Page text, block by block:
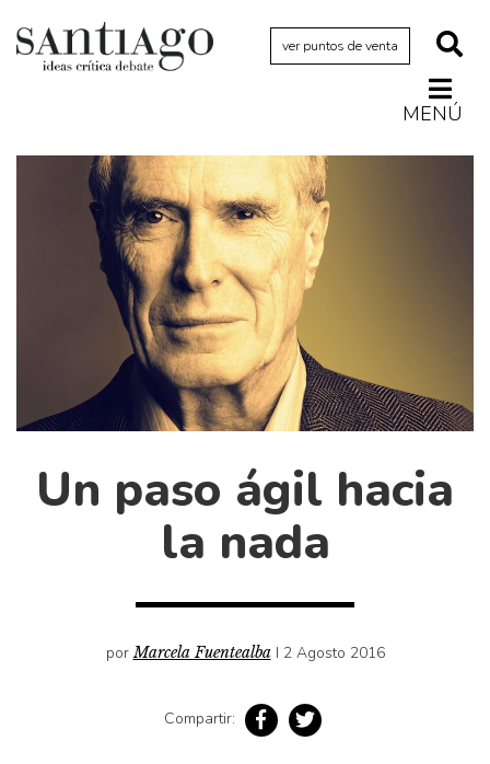
ver puntos de venta
MENÚ
Actualidad
Archivo Cenfoto-UDP
Arquetipos de situación
Artes visuales
Cine y televisión
Cómics
Cultura
Diccionario portátil de la literatura chilena
Un paso ágil hacia
la nada
porMarcela Fuentealba I 2 Agosto 2016
Compartir: